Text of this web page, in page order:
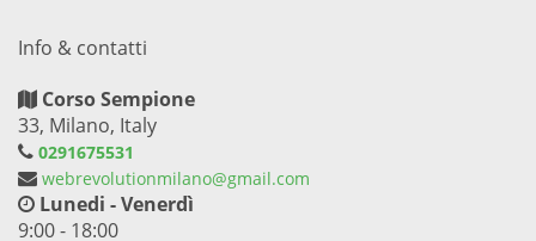
Info & contatti
Corso Sempione
33, Milano, Italy
0291675531
webrevolutionmilano@gmail.com
Lunedi - Venerdì
9:00 - 18:00